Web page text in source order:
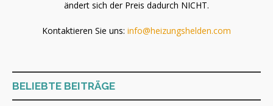
ändert sich der Preis dadurch NICHT.
Kontaktieren Sie uns: info@heizungshelden.com
BELIEBTE BEITRÄGE